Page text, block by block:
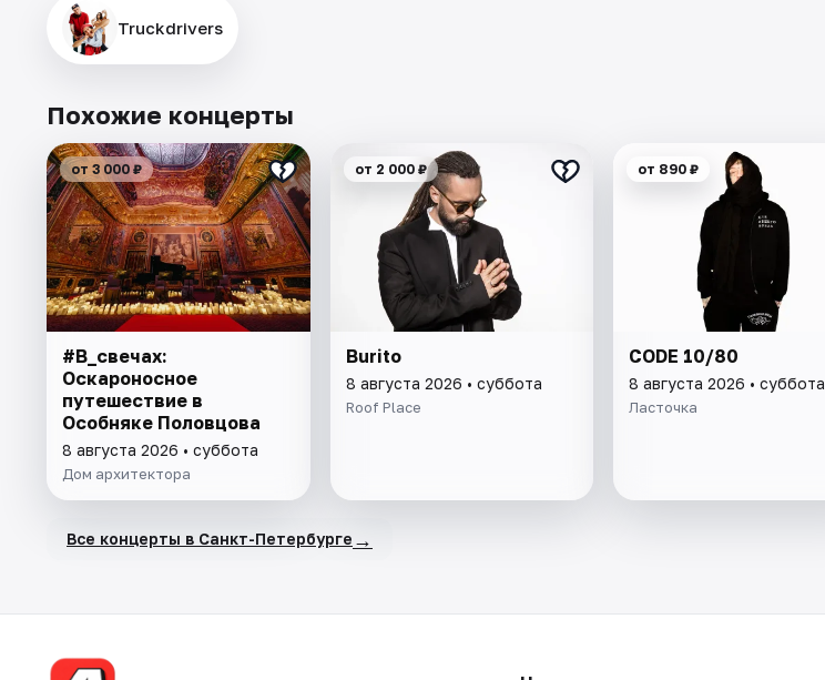
Truckdrivers
Похожие концерты
от 3 000 ₽
#В_свечах:
Оскароносное
путешествие в
Особняке Половцова
8 августа 2026 • суббота
Дом архитектора
от 2 000 ₽
Burito
8 августа 2026 • суббота
Roof Place
от 890 ₽
CODE 10/80
8 августа 2026 • суббота
Ласточка
Все концерты в Санкт-Петербурге →